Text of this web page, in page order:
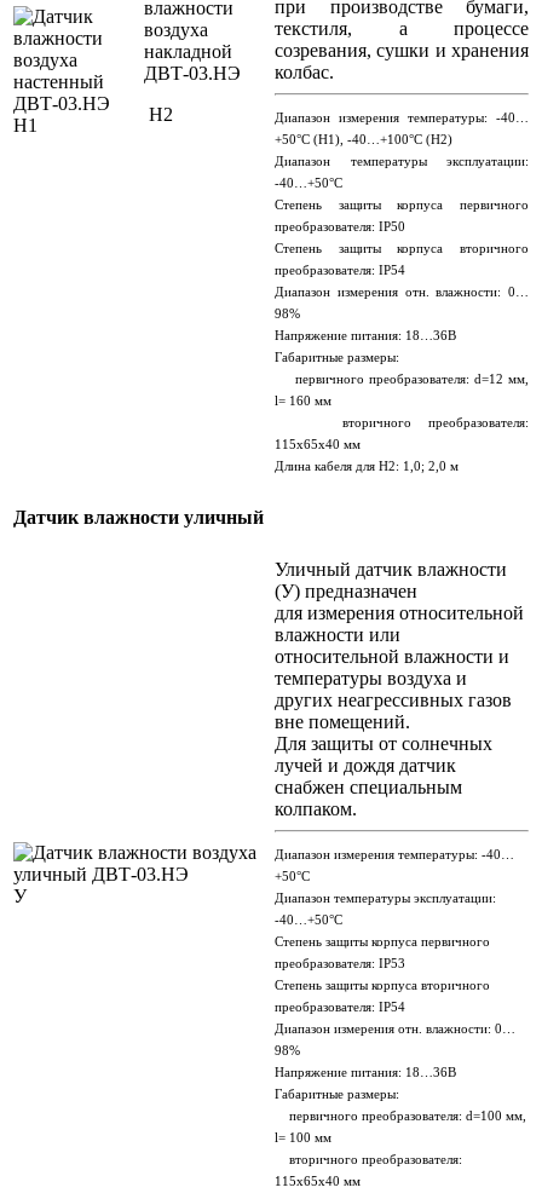
Н1
Н2
при производстве бумаги,
текстиля, а процессе
созревания, сушки и хранения
колбас.
Диапазон измерения температуры: -40…
+50°С (Н1), -40…+100°С (Н2)
Диапазон температуры эксплуатации:
-40…+50°С
Степень защиты корпуса первичного
преобразователя: IP50
Степень защиты корпуса вторичного
преобразователя: IP54
Диапазон измерения отн. влажности: 0…
98%
Напряжение питания: 18…36В
Габаритные размеры:
первичного преобразователя: d=12 мм,
l= 160 мм
вторичного преобразователя:
115х65х40 мм
Длина кабеля для Н2: 1,0; 2,0 м
Датчик влажности уличный
У
Уличный датчик влажности
(У) предназначен
для измерения относительной
влажности или
относительной влажности и
температуры воздуха и
других неагрессивных газов
вне помещений.
Для защиты от солнечных
лучей и дождя датчик
снабжен специальным
колпаком.
Диапазон измерения температуры: -40…
+50°С
Диапазон температуры эксплуатации:
-40…+50°С
Степень защиты корпуса первичного
преобразователя: IP53
Степень защиты корпуса вторичного
преобразователя: IP54
Диапазон измерения отн. влажности: 0…
98%
Напряжение питания: 18…36В
Габаритные размеры:
первичного преобразователя: d=100 мм,
l= 100 мм
вторичного преобразователя:
115х65х40 мм